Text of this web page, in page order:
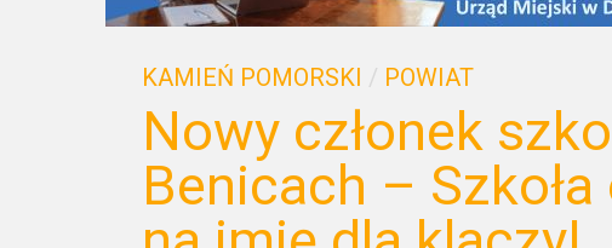
KAMIEŃ POMORSKI / POWIAT
Nowy członek
Benicach –